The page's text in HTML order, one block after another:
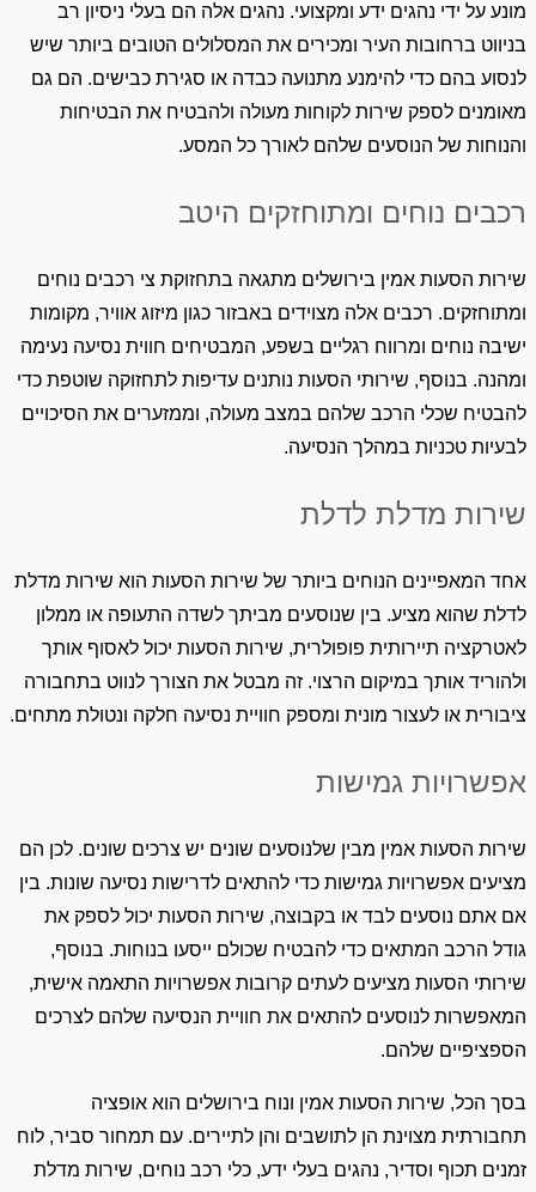
מונע על ידי נהגים ידע ומקצועי. נהגים אלה הם בעלי ניסיון רב
בניווט ברחובות העיר ומכירים את המסלולים הטובים ביותר שיש
לנסוע בהם כדי להימנע מתנועה כבדה או סגירת כבישים. הם גם
מאומנים לספק שירות לקוחות מעולה ולהבטיח את הבטיחות
והנוחות של הנוסעים שלהם לאורך כל המסע.
רכבים נוחים ומתוחזקים היטב
שירות הסעות אמין בירושלים מתגאה בתחזוקת צי רכבים נוחים
ומתוחזקים. רכבים אלה מצוידים באבזור כגון מיזוג אוויר, מקומות
ישיבה נוחים ומרווח רגליים בשפע, המבטיחים חווית נסיעה נעימה
ומהנה. בנוסף, שירותי הסעות נותנים עדיפות לתחזוקה שוטפת כדי
להבטיח שכלי הרכב שלהם במצב מעולה, וממזערים את הסיכויים
לבעיות טכניות במהלך הנסיעה.
שירות מדלת לדלת
אחד המאפיינים הנוחים ביותר של שירות הסעות הוא שירות מדלת
לדלת שהוא מציע. בין שנוסעים מביתך לשדה התעופה או ממלון
לאטרקציה תיירותית פופולרית, שירות הסעות יכול לאסוף אותך
ולהוריד אותך במיקום הרצוי. זה מבטל את הצורך לנווט בתחבורה
ציבורית או לעצור מונית ומספק חוויית נסיעה חלקה ונטולת מתחים.
אפשרויות גמישות
שירות הסעות אמין מבין שלנוסעים שונים יש צרכים שונים. לכן הם
מציעים אפשרויות גמישות כדי להתאים לדרישות נסיעה שונות. בין
אם אתם נוסעים לבד או בקבוצה, שירות הסעות יכול לספק את
גודל הרכב המתאים כדי להבטיח שכולם ייסעו בנוחות. בנוסף,
שירותי הסעות מציעים לעתים קרובות אפשרויות התאמה אישית,
המאפשרות לנוסעים להתאים את חוויית הנסיעה שלהם לצרכים
הספציפיים שלהם.
בסך הכל, שירות הסעות אמין ונוח בירושלים הוא אופציה
תחבורתית מצוינת הן לתושבים והן לתיירים. עם תמחור סביר, לוח
זמנים תכוף וסדיר, נהגים בעלי ידע, כלי רכב נוחים, שירות מדלת